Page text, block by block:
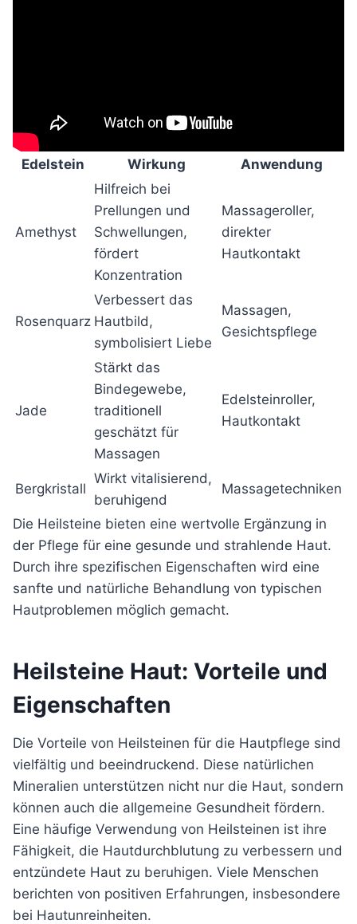
Edelstein Wirkung Anwendung
Amethyst
Hilfreich bei
Prellungen und
Schwellungen,
fördert
Konzentration
Massageroller,
direkter
Hautkontakt
Rosenquarz
Verbessert das
Hautbild,
symbolisiert Liebe
Massagen,
Gesichtspflege
Jade
Stärkt das
Bindegewebe,
traditionell
geschätzt für
Massagen
Edelsteinroller,
Hautkontakt
Bergkristall
Wirkt vitalisierend,
beruhigend
Massagetechniken
Die Heilsteine bieten eine wertvolle Ergänzung in
der Pflege für eine gesunde und strahlende Haut.
Durch ihre spezifischen Eigenschaften wird eine
sanfte und natürliche Behandlung von typischen
Hautproblemen möglich gemacht.
Heilsteine Haut: Vorteile und
Eigenschaften
Die Vorteile von Heilsteinen für die Hautpflege sind
vielfältig und beeindruckend. Diese natürlichen
Mineralien unterstützen nicht nur die Haut, sondern
können auch die allgemeine Gesundheit fördern.
Eine häufige Verwendung von Heilsteinen ist ihre
Fähigkeit, die Hautdurchblutung zu verbessern und
entzündete Haut zu beruhigen. Viele Menschen
berichten von positiven Erfahrungen, insbesondere
bei Hautunreinheiten.